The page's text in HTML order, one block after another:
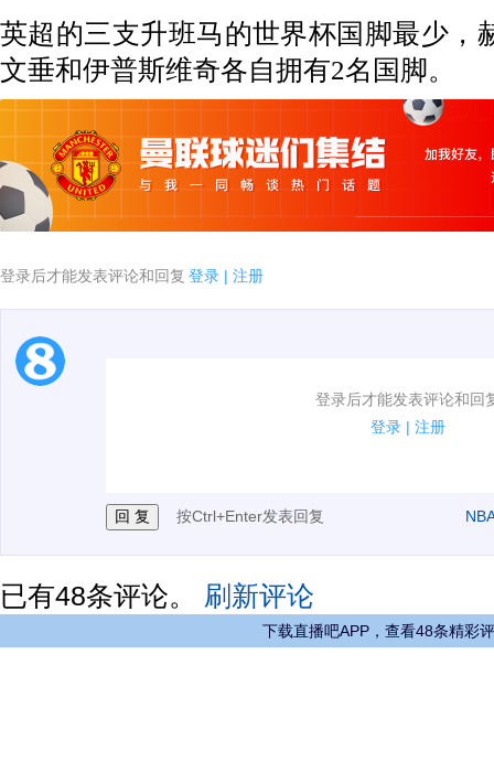
英超的三支升班马的世界杯国脚最少，
文垂和伊普斯维奇各自拥有2名国脚。
登录后才能发表评论和回复 登录 | 注册
登录后才能发表评论和回
登录 | 注册
1.电脑端新用户可以发表评论了！
按Ctrl+Enter发表回复
已有48条评论。 刷新评论
下载直播吧APP，查看48条精彩